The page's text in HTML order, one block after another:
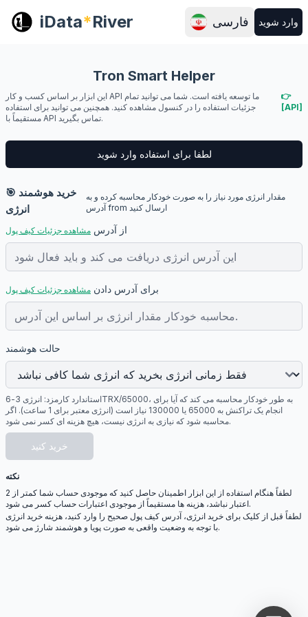
iData*River فارسی وارد شوید
Tron Smart Helper
این ابزار بر اساس کسب و کار API ما توسعه یافته است. شما می توانید تمام
جزئیات استفاده را در کنسول مشاهده کنید. همچنین می توانید برای استفاده
مستقیماً با API تماس بگیرید.
👉
[API]
لطفا برای استفاده وارد شوید
🎯 خرید هوشمند
انرژی
مقدار انرژی مورد نیاز را به صورت خودکار محاسبه کرده و به
آدرس from ارسال کنید
از آدرس مشاهده جزئیات کیف پول
برای آدرس دادن مشاهده جزئیات کیف پول
حالت هوشمند
استاندارد کارمزد: انرژی 3-6TRX/65000، به طور خودکار محاسبه می کند که آیا برای
انجام یک تراکنش به 65000 یا 130000 نیاز است (انرژی معتبر برای 1 ساعت). اگر
محاسبه شود که نیازی به انرژی نیست، هیچ هزینه ای کسر نمی شود.
خرید کنید
نکته
لطفاً هنگام استفاده از این ابزار اطمینان حاصل کنید که موجودی حساب شما کمتر از 2
اعتبار نباشد، هزینه ها مستقیماً از موجودی اعتبارات حساب کسر می شود.
لطفاً قبل از کلیک برای خرید انرژی، آدرس کیف پول صحیح را وارد کنید، هزینه خرید انرژی
با توجه به وضعیت واقعی به صورت پویا و هوشمند شارژ می شود.